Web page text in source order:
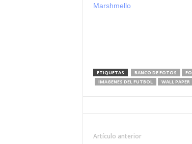
Marshmello
ETIQUETAS BANCO DE FOTOS
IMAGENES DEL FUTBOL
WALL PAPER
Artículo anterior